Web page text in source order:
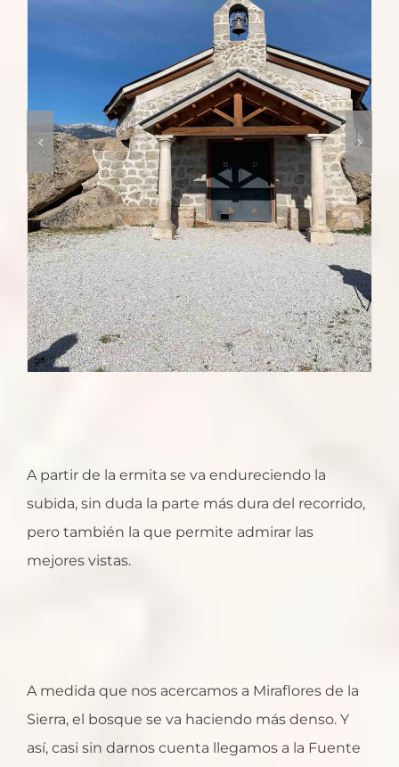
A partir de la ermita se va endureciendo la
subida, sin duda la parte más dura del recorrido,
pero también la que permite admirar las
mejores vistas.
A medida que nos acercamos a Miraflores de la
Sierra, el bosque se va haciendo más denso. Y
así, casi sin darnos cuenta llegamos a la Fuente